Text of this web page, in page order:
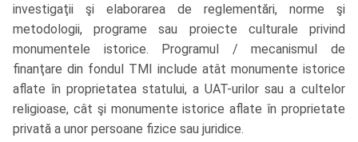
investigaţii şi elaborarea de reglementări, norme şi
metodologii, programe sau proiecte culturale privind
monumentele istorice. Programul / mecanismul de
finanţare din fondul TMI include atât monumente istorice
aflate în proprietatea statului, a UAT-urilor sau a cultelor
religioase, cât şi monumente istorice aflate în proprietate
privată a unor persoane fizice sau juridice.